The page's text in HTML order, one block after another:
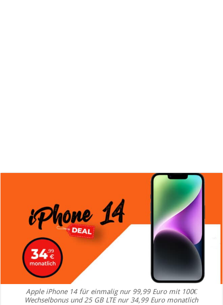
Apple iPhone 14 für einmalig nur 99,99 Euro mit 100€
Wechselbonus und 25 GB LTE nur 34,99 Euro monatlich